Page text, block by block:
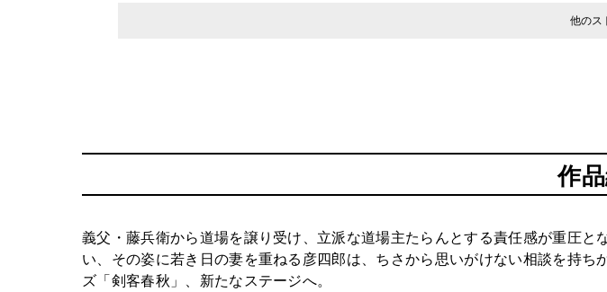
他のス
作
義父・藤兵衛から道場を譲り受け、立派な道場主たらんとする責任感が重圧
い、その姿に若き日の妻を重ねる彦四郎は、ちさから思いがけない相談を持
ズ「剣客春秋」、新たなステージへ。